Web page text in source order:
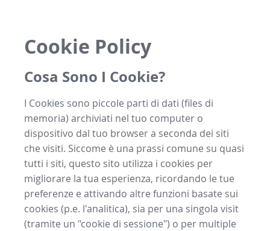
Cookie Policy
Cosa Sono I Cookie?
I Cookies sono piccole parti di dati (files di
memoria) archiviati nel tuo computer o
dispositivo dal tuo browser a seconda dei siti
che visiti. Siccome è una prassi comune su quasi
tutti i siti, questo sito utilizza i cookies per
migliorare la tua esperienza, ricordando le tue
preferenze e attivando altre funzioni basate sui
cookies (p.e. l'analitica), sia per una singola visit
(tramite un "cookie di sessione") o per multiple